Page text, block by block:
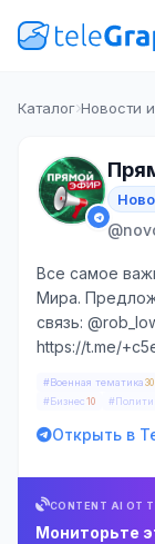
Каталог Новости
Все самое
Мира.
связь:
https://t.me/
#Военная тематика 30
#Бизнес 10
Открыть в
CONTENT AI ОТ
Мониторьте